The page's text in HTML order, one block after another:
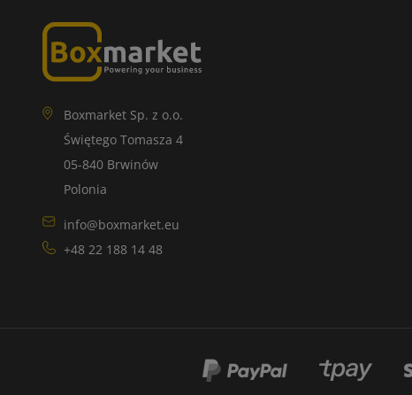
Boxmarket Sp. z o.o.
Świętego Tomasza 4
05-840 Brwinów
Polonia
info@boxmarket.eu
+48 22 188 14 48